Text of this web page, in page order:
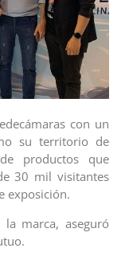
con un
su territorio de
productos que
30 mil visitantes
exposición.
marca, aseguró